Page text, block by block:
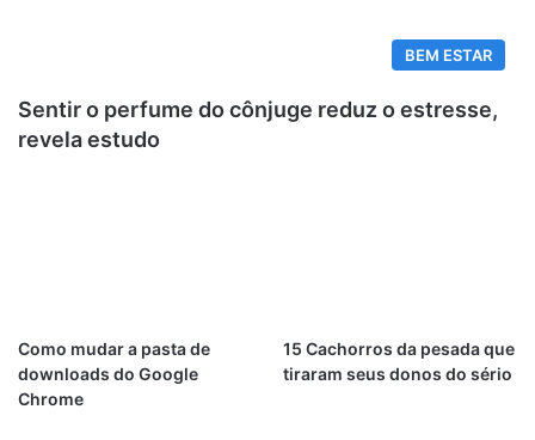
BEM ESTAR
Sentir o perfume do cônjuge reduz o estresse,
revela estudo
Como mudar a pasta de
downloads do Google
Chrome
15 Cachorros da pesada que
tiraram seus donos do sério